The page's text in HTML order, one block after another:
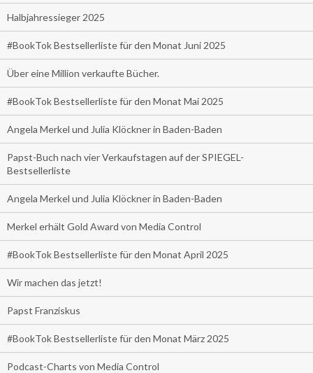
Halbjahressieger 2025
#BookTok Bestsellerliste für den Monat Juni 2025
Über eine Million verkaufte Bücher.
#BookTok Bestsellerliste für den Monat Mai 2025
Angela Merkel und Julia Klöckner in Baden-Baden
Papst-Buch nach vier Verkaufstagen auf der SPIEGEL-
Bestsellerliste
Angela Merkel und Julia Klöckner in Baden-Baden
Merkel erhält Gold Award von Media Control
#BookTok Bestsellerliste für den Monat April 2025
Wir machen das jetzt!
Papst Franziskus
#BookTok Bestsellerliste für den Monat März 2025
Podcast-Charts von Media Control